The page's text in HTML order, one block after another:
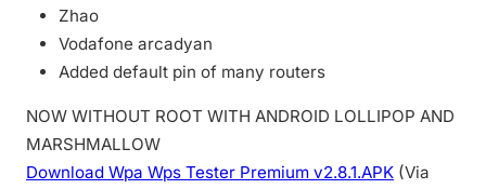
Zhao
Vodafone arcadyan
Added default pin of many routers
NOW WITHOUT ROOT WITH ANDROID LOLLIPOP AND
MARSHMALLOW
Download Wpa Wps Tester Premium v2.8.1.APK (Via